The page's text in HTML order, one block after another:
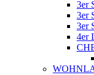
3er
3er
3er
4er